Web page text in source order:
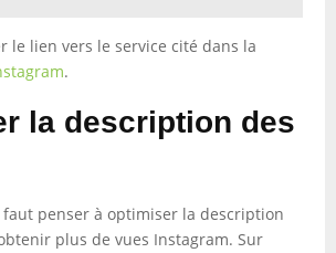
le lien vers le service cité dans la
.
la description des
faut penser à optimiser la description
plus de vues Instagram. Sur